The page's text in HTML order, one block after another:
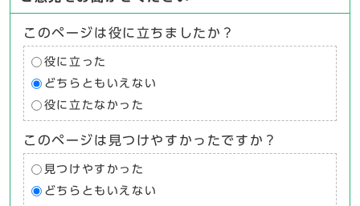
このページは役に立ちましたか？
役に立った
どちらともいえない
役に立たなかった
このページは見つけやすかったですか？
見つけやすかった
どちらともいえない